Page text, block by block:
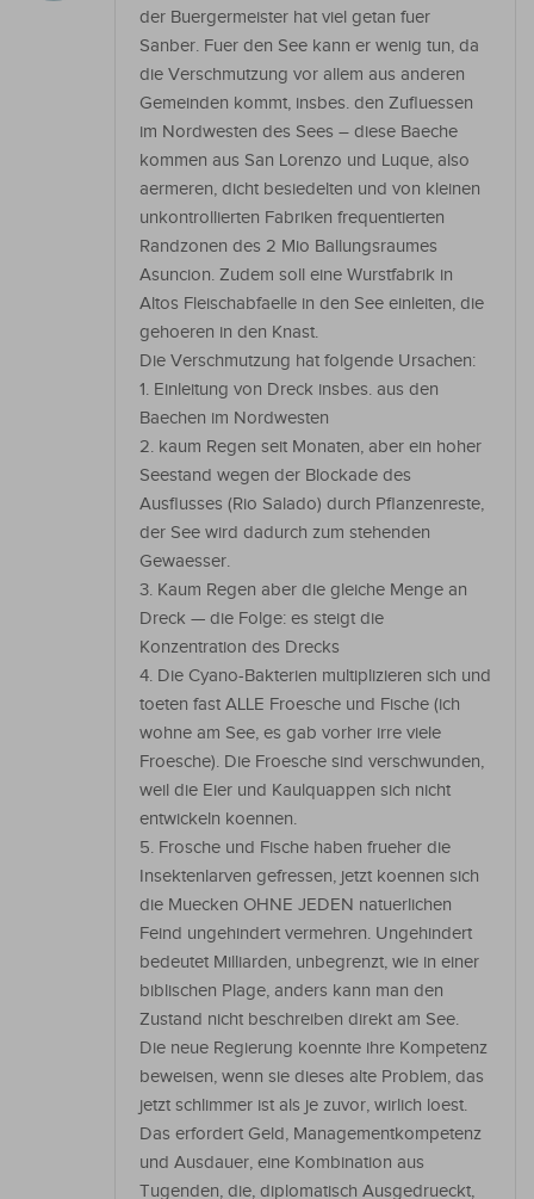
der Buergermeister hat viel getan fuer
Sanber. Fuer den See kann er wenig tun, da
die Verschmutzung vor allem aus anderen
Gemeinden kommt, insbes. den Zufluessen
im Nordwesten des Sees – diese Baeche
kommen aus San Lorenzo und Luque, also
aermeren, dicht besiedelten und von kleinen
unkontrollierten Fabriken frequentierten
Randzonen des 2 Mio Ballungsraumes
Asuncion. Zudem soll eine Wurstfabrik in
Altos Fleischabfaelle in den See einleiten, die
gehoeren in den Knast.
Die Verschmutzung hat folgende Ursachen:
1. Einleitung von Dreck insbes. aus den
Baechen im Nordwesten
2. kaum Regen seit Monaten, aber ein hoher
Seestand wegen der Blockade des
Ausflusses (Rio Salado) durch Pflanzenreste,
der See wird dadurch zum stehenden
Gewaesser.
3. Kaum Regen aber die gleiche Menge an
Dreck — die Folge: es steigt die
Konzentration des Drecks
4. Die Cyano-Bakterien multiplizieren sich und
toeten fast ALLE Froesche und Fische (ich
wohne am See, es gab vorher irre viele
Froesche). Die Froesche sind verschwunden,
weil die Eier und Kaulquappen sich nicht
entwickeln koennen.
5. Frosche und Fische haben frueher die
Insektenlarven gefressen, jetzt koennen sich
die Muecken OHNE JEDEN natuerlichen
Feind ungehindert vermehren. Ungehindert
bedeutet Milliarden, unbegrenzt, wie in einer
biblischen Plage, anders kann man den
Zustand nicht beschreiben direkt am See.
Die neue Regierung koennte ihre Kompetenz
beweisen, wenn sie dieses alte Problem, das
jetzt schlimmer ist als je zuvor, wirlich loest.
Das erfordert Geld, Managementkompetenz
und Ausdauer, eine Kombination aus
Tugenden, die, diplomatisch Ausgedrueckt,